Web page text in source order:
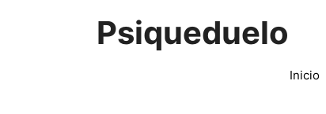
Psiqueduelo
Inicio